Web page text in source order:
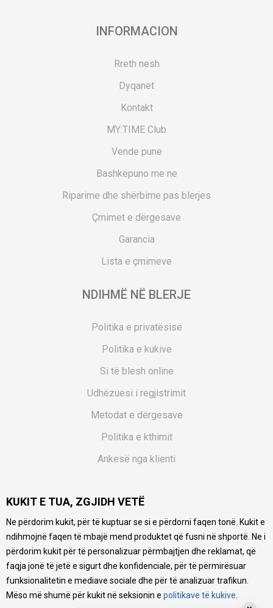
INFORMACION
Rreth nesh
Dyqanet
Kontakt
MY:TIME Club
Vende pune
Bashkëpuno me ne
Riparime dhe shërbime pas blerjes
Çmimet e dërgesave
Garancia
Lista e çmimeve
NDIHMË NË BLERJE
Politika e privatësisë
Politika e kukive
Si të blesh online
Udhëzuesi i regjistrimit
Metodat e dërgesave
Politika e kthimit
Ankesë nga klienti
Pyetjet më të shpeshta
Ne bëjmë çmos që të ofrojmë një përshkrim sa më të saktë
të produkteve tona, ofrojmë edhe foto e çmimin, por nuk
mund të garantojmë që informacioni është i plotë e pa
gabime. Të gjitha produktet janë pjesë e portfolios sonë, por
kjo nuk do të thotë se janë në gjendje në çdo çast.
KUKIT E TUA, ZGJIDH VETË
Ne përdorim kukit, për të kuptuar se si e përdorni faqen tonë. Kukit e
ndihmojnë faqen të mbajë mend produktet që fusni në shportë. Ne i
përdorim kukit për të personalizuar përmbajtjen dhe reklamat, që
faqja jonë të jetë e sigurt dhe konfidenciale, për të përmirësuar
funksionalitetin e mediave sociale dhe për të analizuar trafikun.
Mëso më shumë për kukit në seksionin e politikave të kukive